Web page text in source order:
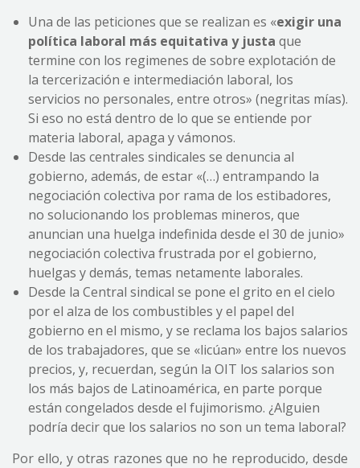
Una de las peticiones que se realizan es «exigir una
política laboral más equitativa y justa que
termine con los regimenes de sobre explotación de
la tercerización e intermediación laboral, los
servicios no personales, entre otros» (negritas mías).
Si eso no está dentro de lo que se entiende por
materia laboral, apaga y vámonos.
Desde las centrales sindicales se denuncia al
gobierno, además, de estar «(…) entrampando la
negociación colectiva por rama de los estibadores,
no solucionando los problemas mineros, que
anuncian una huelga indefinida desde el 30 de junio»
negociación colectiva frustrada por el gobierno,
huelgas y demás, temas netamente laborales.
Desde la Central sindical se pone el grito en el cielo
por el alza de los combustibles y el papel del
gobierno en el mismo, y se reclama los bajos salarios
de los trabajadores, que se «licúan» entre los nuevos
precios, y, recuerdan, según la OIT los salarios son
los más bajos de Latinoamérica, en parte porque
están congelados desde el fujimorismo. ¿Alguien
podría decir que los salarios no son un tema laboral?
Por ello, y otras razones que no he reproducido, desde